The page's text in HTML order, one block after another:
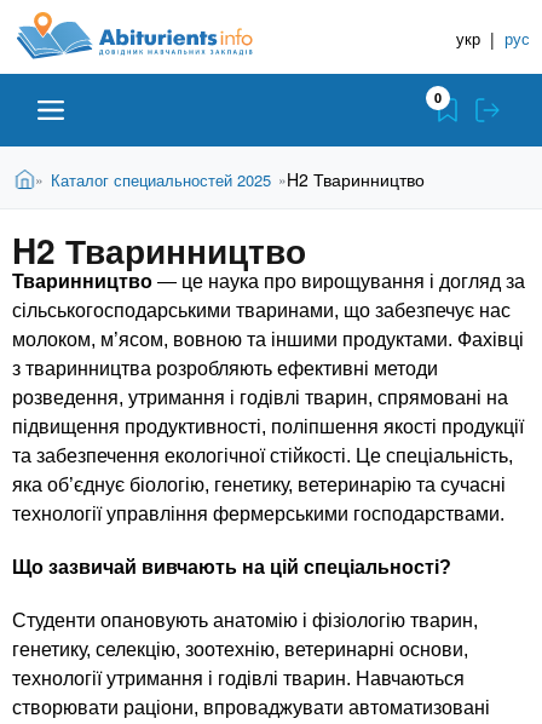
A
b
i
t
u
r
i
e
n
t
s
о
в
д
н
к
Н
а
в
ч
а
л
ь
н
и
з
а
к
укр | рус
Абітурієнту
ЗВО (ВНЗ)
Коледжі
Курси
Приватні школи
Онлайн курси
За кордоном
0
В
т
у
т
Головна
» Каталог специальностей 2025 »H2 Тваринництво
H2 Тваринництво
Тваринництво — це наука про вирощування і догляд за
сільськогосподарськими тваринами, що забезпечує нас
молоком, м’ясом, вовною та іншими продуктами. Фахівці
з тваринництва розробляють ефективні методи
розведення, утримання і годівлі тварин, спрямовані на
підвищення продуктивності, поліпшення якості продукції
та забезпечення екологічної стійкості. Це спеціальність,
яка об’єднує біологію, генетику, ветеринарію та сучасні
технології управління фермерськими господарствами.
Що зазвичай вивчають на цій спеціальності?
Студенти опановують анатомію і фізіологію тварин,
генетику, селекцію, зоотехнію, ветеринарні основи,
технології утримання і годівлі тварин. Навчаються
створювати раціони, впроваджувати автоматизовані